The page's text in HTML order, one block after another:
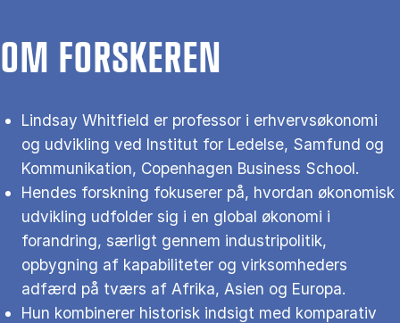
OM FORSKEREN
Lindsay Whitfield er professor i erhvervsøkonomi
og udvikling ved Institut for Ledelse, Samfund og
Kommunikation, Copenhagen Business School.
Hendes forskning fokuserer på, hvordan økonomisk
udvikling udfolder sig i en global økonomi i
forandring, særligt gennem industripolitik,
opbygning af kapabiliteter og virksomheders
adfærd på tværs af Afrika, Asien og Europa.
Hun kombinerer historisk indsigt med komparativ